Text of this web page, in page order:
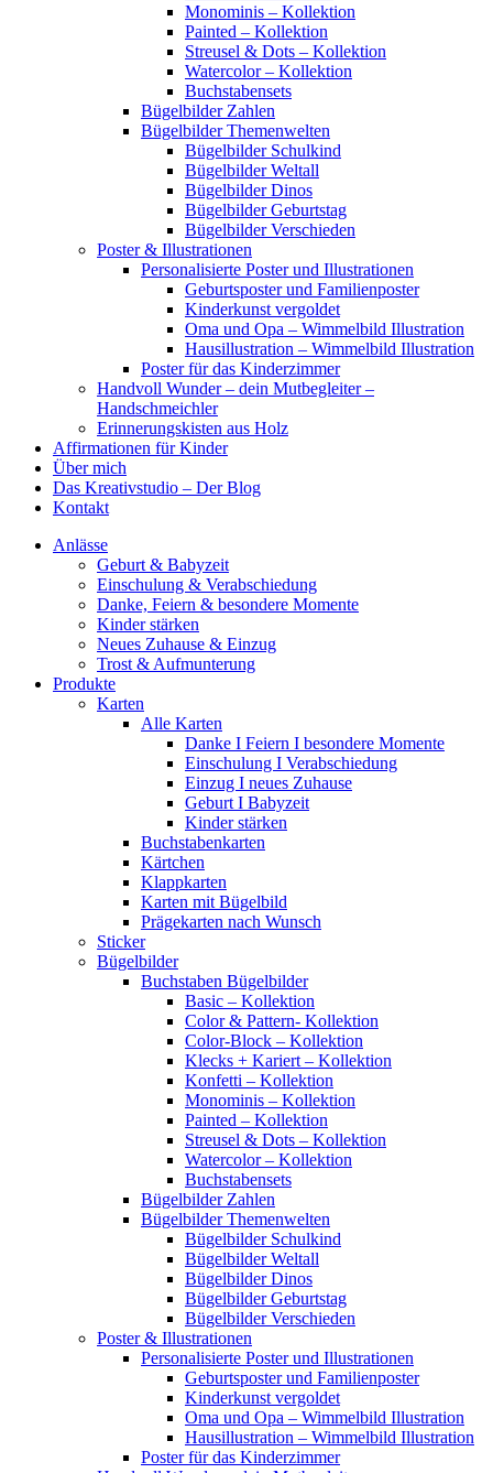
Monominis – Kollektion
Painted – Kollektion
Streusel & Dots – Kollektion
Watercolor – Kollektion
Buchstabensets
Bügelbilder Zahlen
Bügelbilder Themenwelten
Bügelbilder Schulkind
Bügelbilder Weltall
Bügelbilder Dinos
Bügelbilder Geburtstag
Bügelbilder Verschieden
Poster & Illustrationen
Personalisierte Poster und Illustrationen
Geburtsposter und Familienposter
Kinderkunst vergoldet
Oma und Opa – Wimmelbild Illustration
Hausillustration – Wimmelbild Illustration
Poster für das Kinderzimmer
Handvoll Wunder – dein Mutbegleiter –
Handschmeichler
Erinnerungskisten aus Holz
Affirmationen für Kinder
Über mich
Das Kreativstudio – Der Blog
Kontakt
Anlässe
Geburt & Babyzeit
Einschulung & Verabschiedung
Danke, Feiern & besondere Momente
Kinder stärken
Neues Zuhause & Einzug
Trost & Aufmunterung
Produkte
Karten
Alle Karten
Danke I Feiern I besondere Momente
Einschulung I Verabschiedung
Einzug I neues Zuhause
Geburt I Babyzeit
Kinder stärken
Buchstabenkarten
Kärtchen
Klappkarten
Karten mit Bügelbild
Prägekarten nach Wunsch
Sticker
Bügelbilder
Buchstaben Bügelbilder
Basic – Kollektion
Color & Pattern- Kollektion
Color-Block – Kollektion
Klecks + Kariert – Kollektion
Konfetti – Kollektion
Monominis – Kollektion
Painted – Kollektion
Streusel & Dots – Kollektion
Watercolor – Kollektion
Buchstabensets
Bügelbilder Zahlen
Bügelbilder Themenwelten
Bügelbilder Schulkind
Bügelbilder Weltall
Bügelbilder Dinos
Bügelbilder Geburtstag
Bügelbilder Verschieden
Poster & Illustrationen
Personalisierte Poster und Illustrationen
Geburtsposter und Familienposter
Kinderkunst vergoldet
Oma und Opa – Wimmelbild Illustration
Hausillustration – Wimmelbild Illustration
Poster für das Kinderzimmer